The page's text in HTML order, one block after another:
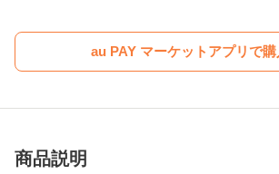
au PAY マーケットアプリで購
商品説明